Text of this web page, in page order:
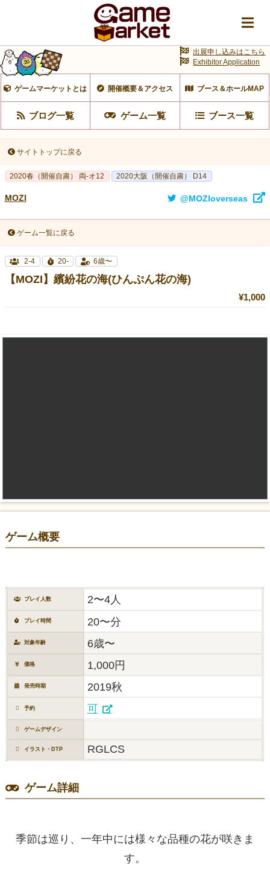
ゲームマーケットとは 開催概要＆アクセス ブース＆ホールMAP
ブログ一覧 ゲーム一覧 ブース一覧
出展申し込みはこちら
Exhibitor Application
サイトトップに戻る
2020春（開催自粛） 両-オ12 2020大阪（開催自粛） D14
MOZI @MOZIoverseas
ゲーム一覧に戻る
2-4 20- 6歳〜
【MOZI】繽紛花の海(ひんぷん花の海)
¥1,000
ゲーム概要
プレイ人数 2〜4人
プレイ時間 20〜分
対象年齢 6歳〜
価格 1,000円
発売時期 2019秋
予約 可
ゲームデザイン
イラスト・DTP RGLCS
ゲーム詳細
季節は巡り、一年中には様々な品種の花が咲きま
す。